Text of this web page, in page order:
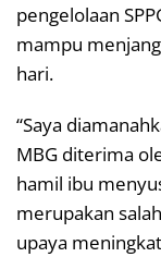
pengelolaan
mampu
hari.
“Saya
MBG diterima
hamil ibu
merupakan
upaya